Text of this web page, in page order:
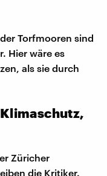
Torfmooren sind
Hier wäre es
als sie durch
Züricher
die Kritiker.